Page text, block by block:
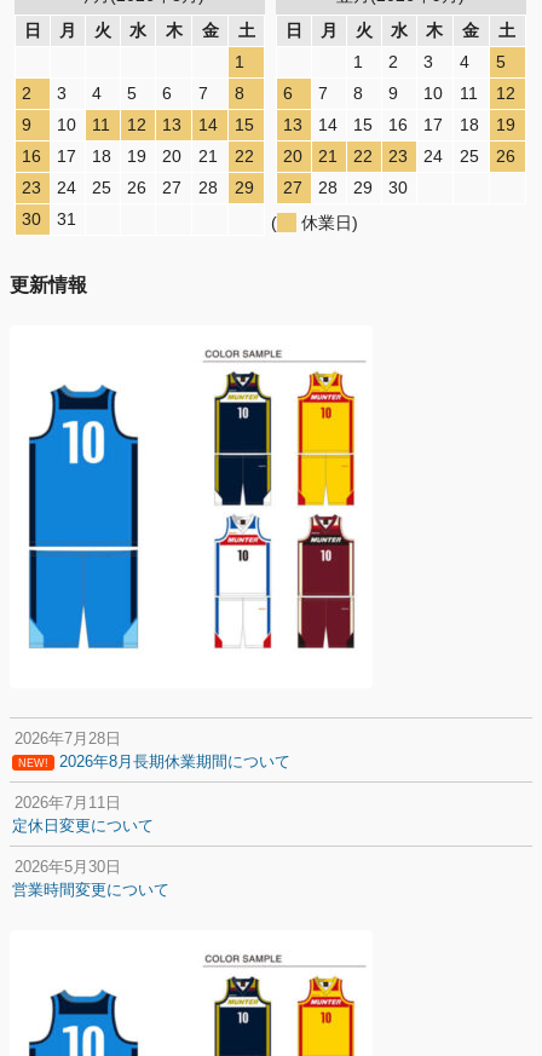
日
月 火 水 木 金
土
1
2
3 4 5 6 7
8
9
10 11 12 13 14
15
16
17 18 19 20 21
22
23
24 25 26 27 28
29
30
31
日
月 火 水 木 金
土
1
2 3 4
5
6
7 8 9 10 11
12
13
14 15 16 17 18
19
20
21 22 23 24 25
26
27
28 29
30
(
休業日)
更新情報
2026年7月28日
NEW! 2026年8月長期休業期間について
2026年7月11日
定休日変更について
2026年5月30日
営業時間変更について
2025年12月11日
年末年始の休業期間について